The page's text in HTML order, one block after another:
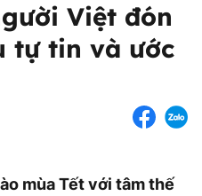
Việt đón
tự tin và ước
mùa Tết với tâm thế